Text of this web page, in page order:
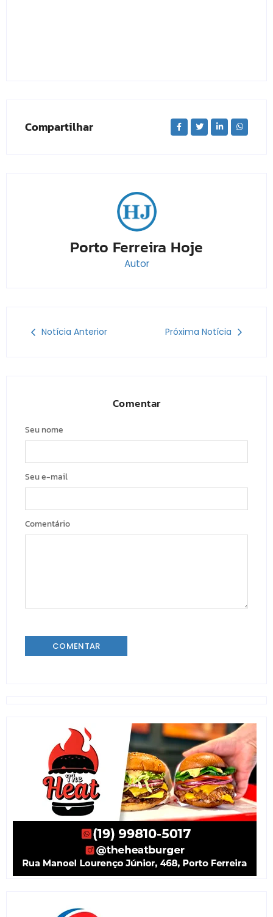
Compartilhar
Porto Ferreira Hoje
Autor
Notícia Anterior Próxima Notícia
Comentar
Seu nome
Seu e-mail
Comentário